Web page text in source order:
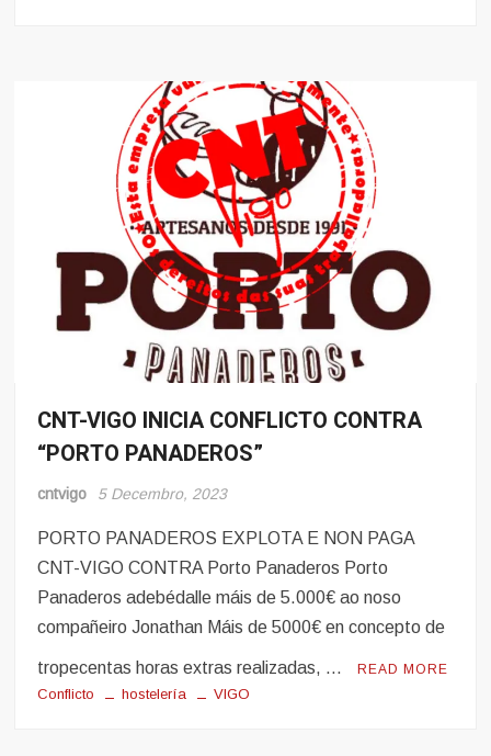
Hosteleria
Sindicalismo
CNT-VIGO INICIA CONFLICTO CONTRA
“PORTO PANADEROS”
cntvigo 5 Decembro, 2023
PORTO PANADEROS EXPLOTA E NON PAGA
CNT-VIGO CONTRA Porto Panaderos Porto
Panaderos adebédalle máis de 5.000€ ao noso
compañeiro Jonathan Máis de 5000€ en concepto de
tropecentas horas extras realizadas, … READ MORE
Conflicto hostelería VIGO